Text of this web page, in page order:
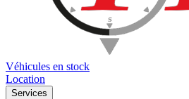
Véhicules en stock
Location
Services